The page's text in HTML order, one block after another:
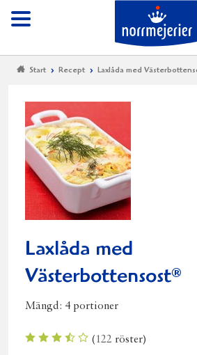
Meny
Start Recept Laxlåda med
Laxlåda med
Västerbottensost®
Mängd: 4 portioner
(122 röster)